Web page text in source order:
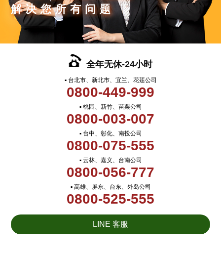
解决您所有问题
全年无休-24小时
▪ 台北市、新北市、宜兰、花莲公司
0800-449-999
▪ 桃园、新竹、苗栗公司
0800-003-007
▪ 台中、彰化、南投公司
0800-075-555
▪ 云林、嘉义、台南公司
0800-056-777
▪ 高雄、屏东、台东、外岛公司
0800-525-555
LINE 客服